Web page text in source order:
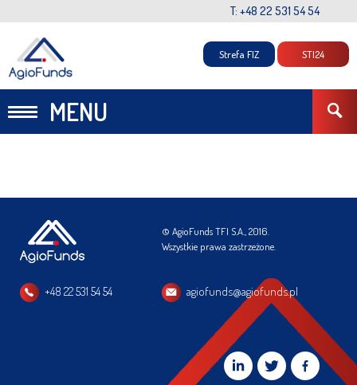
T: +48 22 531 54 54
MENU
Strefa FIZ STI24
© AgioFunds TFI S.A., 2016.
Wszystkie prawa zastrzeżone.
+48 22 531 54 54 agiofunds@agiofunds.pl